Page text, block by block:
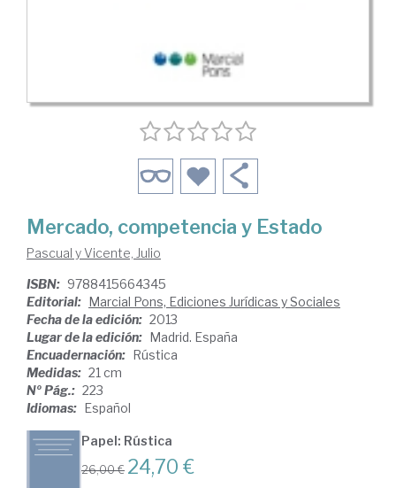
Mercado, competencia y Estado
Pascual y Vicente, Julio
ISBN: 9788415664345
Editorial: Marcial Pons, Ediciones Jurídicas y Sociales
Fecha de la edición: 2013
Lugar de la edición: Madrid. España
Encuadernación: Rústica
Medidas: 21 cm
Nº Pág.: 223
Idiomas: Español
Papel: Rústica
26,00 € 24,70 €